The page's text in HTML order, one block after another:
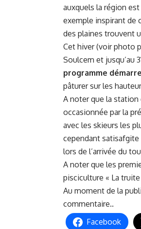
auxquels la région
exemple inspirant de
des plaines trouvent
Cet hiver (voir photo
Soulcem et jusqu’au
programme
pâturer sur les
A noter que la station
occasionnée par la
avec les skieurs les
cependant satisafgite
lors de l’arrivée du
A noter que les
pisciculture « La truite
Au moment de la
commentaire..
Facebook